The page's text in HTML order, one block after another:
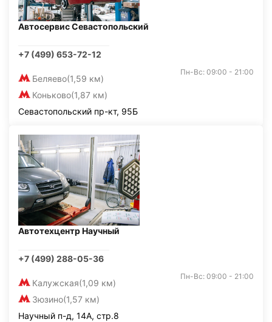
Автосервис Севастопольский
+7 (499) 653-72-12
Беляево(1,59 км)
Коньково(1,87 км)
Пн-Вс: 09:00 - 21:00
Севастопольский пр-кт, 95Б
Автотехцентр Научный
+7 (499) 288-05-36
Калужская(1,09 км)
Зюзино(1,57 км)
Пн-Вс: 09:00 - 21:00
Научный п-д, 14А, стр.8